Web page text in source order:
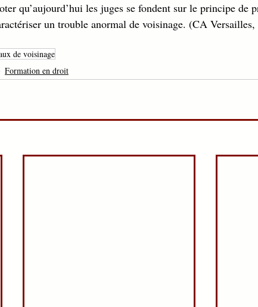
qu’aujourd’hui les juges se fondent sur le principe de
un trouble anormal de voisinage. (CA
de voisinage
Formation en droit